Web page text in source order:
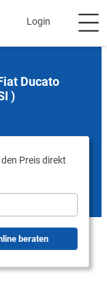
Login
Ducato
)
Preis direkt
beraten